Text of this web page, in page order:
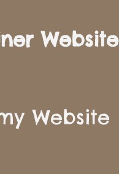
Website
Website